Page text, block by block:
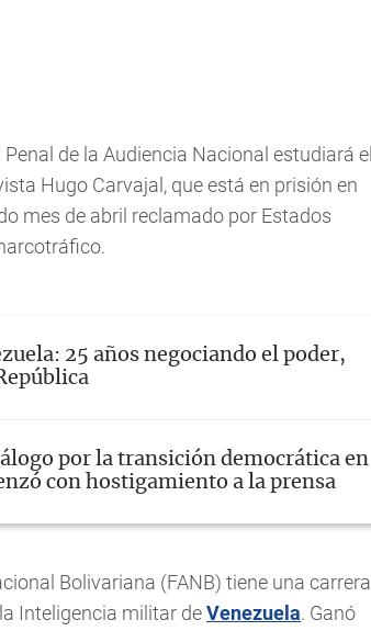
de la Audiencia Nacional estudiará el
Hugo Carvajal, que está en prisión en
mes de abril reclamado por Estados
25 años negociando el poder,
por la transición democrática en
con hostigamiento a la prensa
Bolivariana (FANB) tiene una carrera
Inteligencia militar deVenezuela. Ganó